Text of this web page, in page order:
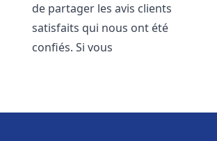
de partager les avis clients
satisfaits qui nous ont été
confiés. Si vous